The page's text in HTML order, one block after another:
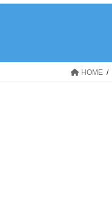
ス
ン
HOME